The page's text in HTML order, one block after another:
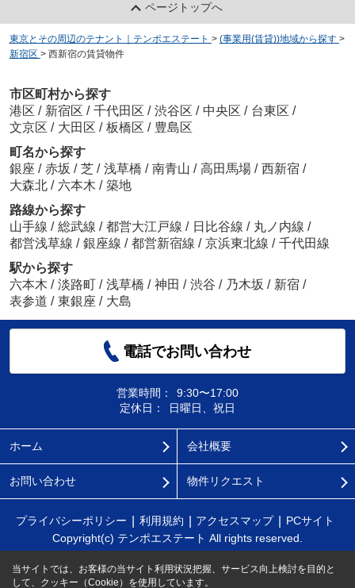
ページトップへ
東京とその周辺のテナント｜テンポエステート > (事業用(賃貸))地域から探す >
新宿区 > 西新宿の賃貸物件
市区町村から探す
港区 / 新宿区 / 千代田区 / 渋谷区 / 中央区 / 台東区 /
文京区 / 大田区 / 板橋区 / 豊島区
町名から探す
銀座 / 赤坂 / 芝 / 浅草橋 / 南青山 / 高田馬場 / 西新宿 /
大森北 / 六本木 / 築地
路線から探す
山手線 / 総武線 / 都営大江戸線 / 日比谷線 / 丸ノ内線 /
都営浅草線 / 銀座線 / 都営新宿線 / 京浜東北線 / 千代田線
駅から探す
六本木 / 淡路町 / 浅草橋 / 神田 / 渋谷 / 乃木坂 / 新宿 /
表参道 / 東銀座 / 大島
電話でお問い合わせ
営業時間：
9:30〜17:00
定休日：
日曜日、祝日
ホーム 会社概要
お問い合わせ 物件リクエスト
プライバシーポリシー 利用規約 アクセスマップ
PCサイト
Copyright(c) テンポエステート All rights reserved.
当サイトでは、お客様の当サイト利用状況把握、サービス向上検討を目的と
して、クッキー（Cookie）を使用しています。